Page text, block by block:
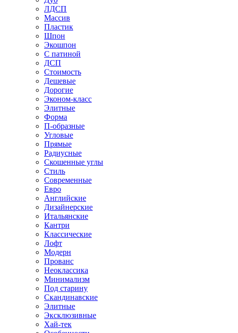
ЛДСП
Массив
Пластик
Шпон
Экошпон
С патиной
ДСП
Стоимость
Дешевые
Дорогие
Эконом-класс
Элитные
Форма
П-образные
Угловые
Прямые
Радиусные
Скошенные углы
Стиль
Современные
Евро
Английские
Дизайнерские
Итальянские
Кантри
Классические
Лофт
Модерн
Прованс
Неоклассика
Минимализм
Под старину
Скандинавские
Элитные
Эксклюзивные
Хай-тек